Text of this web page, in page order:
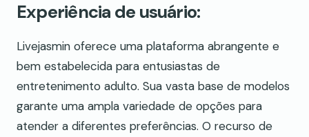
Experiência de usuário:
Livejasmin oferece uma plataforma abrangente e
bem estabelecida para entusiastas de
entretenimento adulto. Sua vasta base de modelos
garante uma ampla variedade de opções para
atender a diferentes preferências. O recurso de